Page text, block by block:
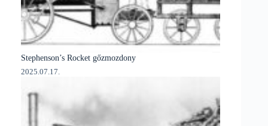
Stephenson’s Rocket gőzmozdony
2025.07.17.